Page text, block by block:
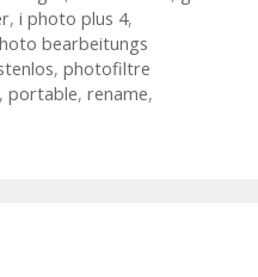
, i photo plus 4,
bearbeitungs
, photofiltre
, portable, rename,